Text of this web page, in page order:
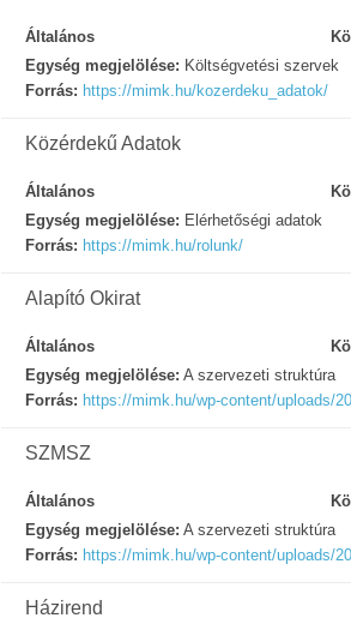
Általános
Egység megjelölése: Költségvetési szervek
Forrás: https://mimk.hu/kozerdeku_adatok/
Közérdekű Adatok
Általános
Egység megjelölése: Elérhetőségi adatok
Forrás: https://mimk.hu/rolunk/
Alapító Okirat
Általános
Egység megjelölése: A szervezeti struktúra
Forrás: https://mimk.hu/wp-content/uploads/
SZMSZ
Általános
Egység megjelölése: A szervezeti struktúra
Forrás: https://mimk.hu/wp-content/uploads/
Házirend